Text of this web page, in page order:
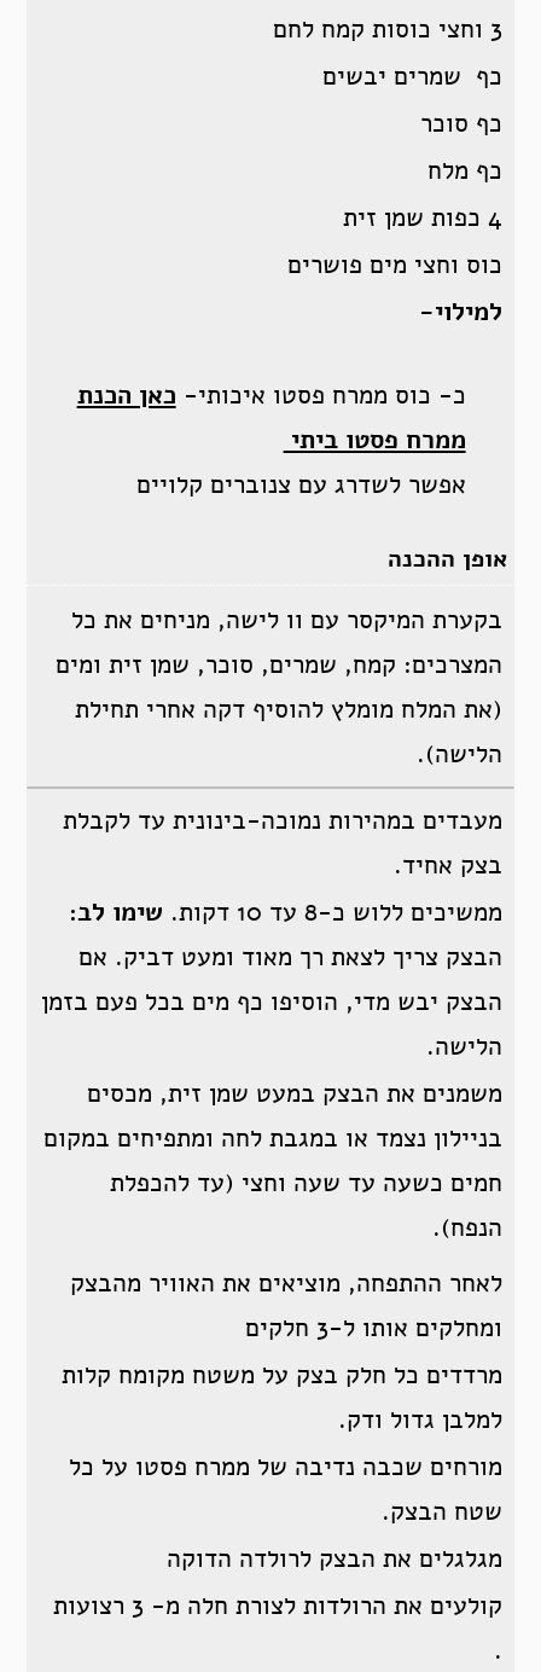
3 וחצי כוסות קמח לחם
כף שמרים יבשים
כף סוכר
כף מלח
4 כפות שמן זית
כוס וחצי מים פושרים
למילוי-
כ- כוס ממרח פסטו איכותי- כאן הכנת
ממרח פסטו ביתי
אפשר לשדרג עם צנוברים קלויים
אופן ההכנה
בקערת המיקסר עם וו לישה, מניחים את כל
המצרכים: קמח, שמרים, סוכר, שמן זית ומים
(את המלח מומלץ להוסיף דקה אחרי תחילת
הלישה).
מעבדים במהירות נמוכה-בינונית עד לקבלת
בצק אחיד.
ממשיכים ללוש כ-8 עד 10 דקות.
שימו לב:
הבצק צריך לצאת רך מאוד ומעט דביק. אם
הבצק יבש מדי, הוסיפו כף מים בכל פעם בזמן
הלישה.
משמנים את הבצק במעט שמן זית, מכסים
בניילון נצמד או במגבת לחה ומתפיחים במקום
חמים כשעה עד שעה וחצי (עד להכפלת
הנפח).
לאחר ההתפחה, מוציאים את האוויר מהבצק
ומחלקים אותו ל-3 חלקים
מרדדים כל חלק בצק על משטח מקומח קלות
למלבן גדול ודק.
מורחים שכבה נדיבה של ממרח פסטו על כל
שטח הבצק.
מגלגלים את הבצק לרולדה הדוקה
קולעים את הרולדות לצורת חלה מ- 3 רצועות
.